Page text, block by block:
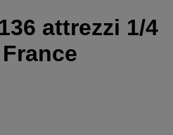
attrezzi 1/4